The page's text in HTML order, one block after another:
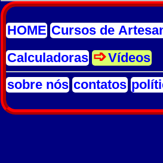
HOME Cursos de
Calculadoras
Vídeos
sobre nós contatos